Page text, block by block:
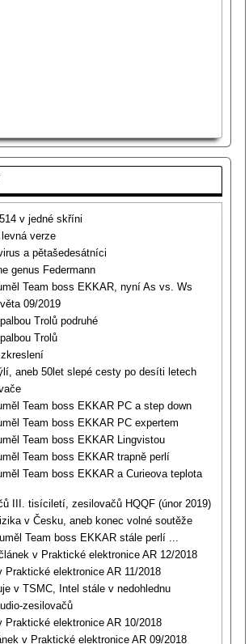
v jedné skříni
verze
a pětašedesátníci
genus Federmann
Team boss EKKAR, nyní As vs. Ws
09/2019
Trolů podruhé
Trolů
aneb 50let slepé cesty po desíti letech
Team boss EKKAR PC a step down
Team boss EKKAR PC expertem
Team boss EKKAR Lingvistou
Team boss EKKAR trapně perlí
Team boss EKKAR a Curieova teplota
III. tisíciletí, zesilovačů HQQF (únor 2019)
v Česku, aneb konec volné soutěže
Team boss EKKAR stále perlí ...
v Praktické elektronice AR 12/2018
Praktické elektronice AR 11/2018
v TSMC, Intel stále v nedohlednu
zesilovačů
Praktické elektronice AR 10/2018
v Praktické elektronice AR 09/2018